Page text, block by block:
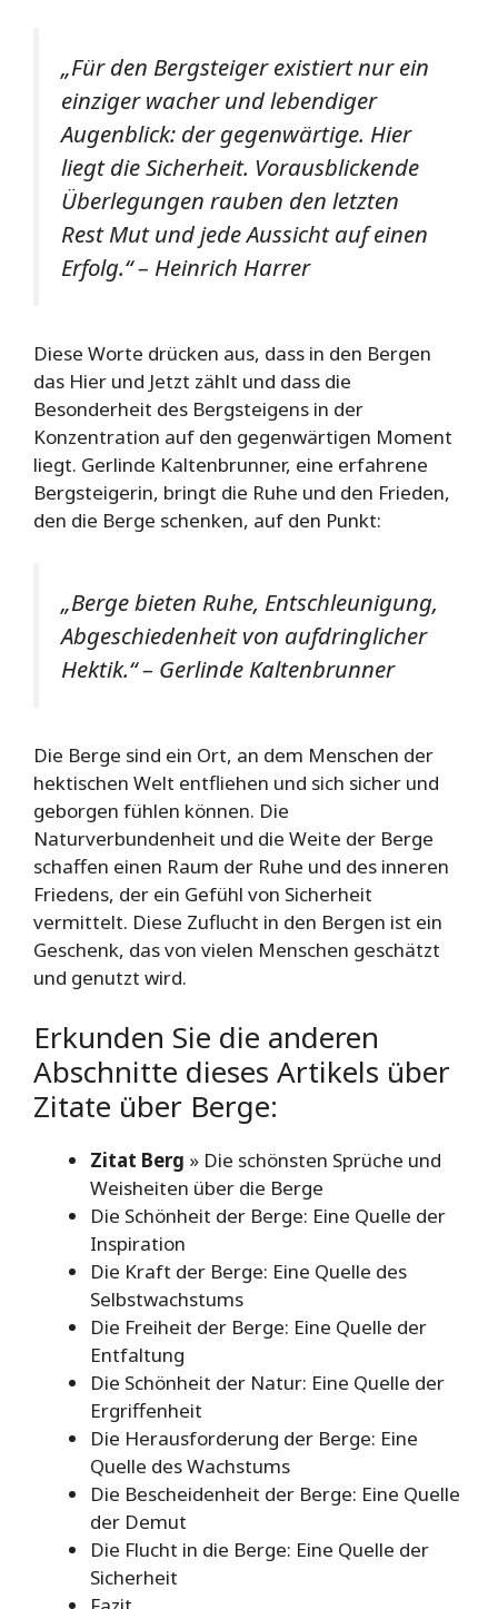
„Für den Bergsteiger existiert nur ein
einziger wacher und lebendiger
Augenblick: der gegenwärtige. Hier
liegt die Sicherheit. Vorausblickende
Überlegungen rauben den letzten
Rest Mut und jede Aussicht auf einen
Erfolg.“ – Heinrich Harrer
Diese Worte drücken aus, dass in den Bergen
das Hier und Jetzt zählt und dass die
Besonderheit des Bergsteigens in der
Konzentration auf den gegenwärtigen Moment
liegt. Gerlinde Kaltenbrunner, eine erfahrene
Bergsteigerin, bringt die Ruhe und den Frieden,
den die Berge schenken, auf den Punkt:
„Berge bieten Ruhe, Entschleunigung,
Abgeschiedenheit von aufdringlicher
Hektik.“ – Gerlinde Kaltenbrunner
Die Berge sind ein Ort, an dem Menschen der
hektischen Welt entfliehen und sich sicher und
geborgen fühlen können. Die
Naturverbundenheit und die Weite der Berge
schaffen einen Raum der Ruhe und des inneren
Friedens, der ein Gefühl von Sicherheit
vermittelt. Diese Zuflucht in den Bergen ist ein
Geschenk, das von vielen Menschen geschätzt
und genutzt wird.
Erkunden Sie die anderen
Abschnitte dieses Artikels über
Zitate über Berge:
Zitat Berg » Die schönsten Sprüche und
Weisheiten über die Berge
Die Schönheit der Berge: Eine Quelle der
Inspiration
Die Kraft der Berge: Eine Quelle des
Selbstwachstums
Die Freiheit der Berge: Eine Quelle der
Entfaltung
Die Schönheit der Natur: Eine Quelle der
Ergriffenheit
Die Herausforderung der Berge: Eine
Quelle des Wachstums
Die Bescheidenheit der Berge: Eine Quelle
der Demut
Die Flucht in die Berge: Eine Quelle der
Sicherheit